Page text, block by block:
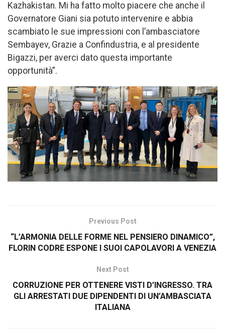
Kazhakistan. Mi ha fatto molto piacere che anche il
Governatore Giani sia potuto intervenire e abbia
scambiato le sue impressioni con l’ambasciatore
Sembayev, Grazie a Confindustria, e al presidente
Bigazzi, per averci dato questa importante
opportunità”.
Previous Post
“L’ARMONIA DELLE FORME NEL PENSIERO DINAMICO”,
FLORIN CODRE ESPONE I SUOI CAPOLAVORI A VENEZIA
Next Post
CORRUZIONE PER OTTENERE VISTI D’INGRESSO. TRA
GLI ARRESTATI DUE DIPENDENTI DI UN’AMBASCIATA
ITALIANA